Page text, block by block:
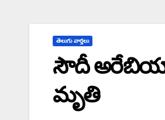
తెలుగు వార్తలు
సౌదీ
మృతి